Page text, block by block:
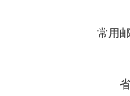
常用